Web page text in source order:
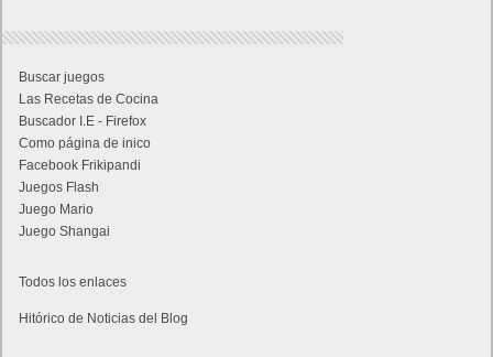
Buscar juegos
Las Recetas de Cocina
Buscador I.E - Firefox
Como página de inico
Facebook Frikipandi
Juegos Flash
Juego Mario
Juego Shangai
Todos los enlaces
Hitórico de Noticias del Blog